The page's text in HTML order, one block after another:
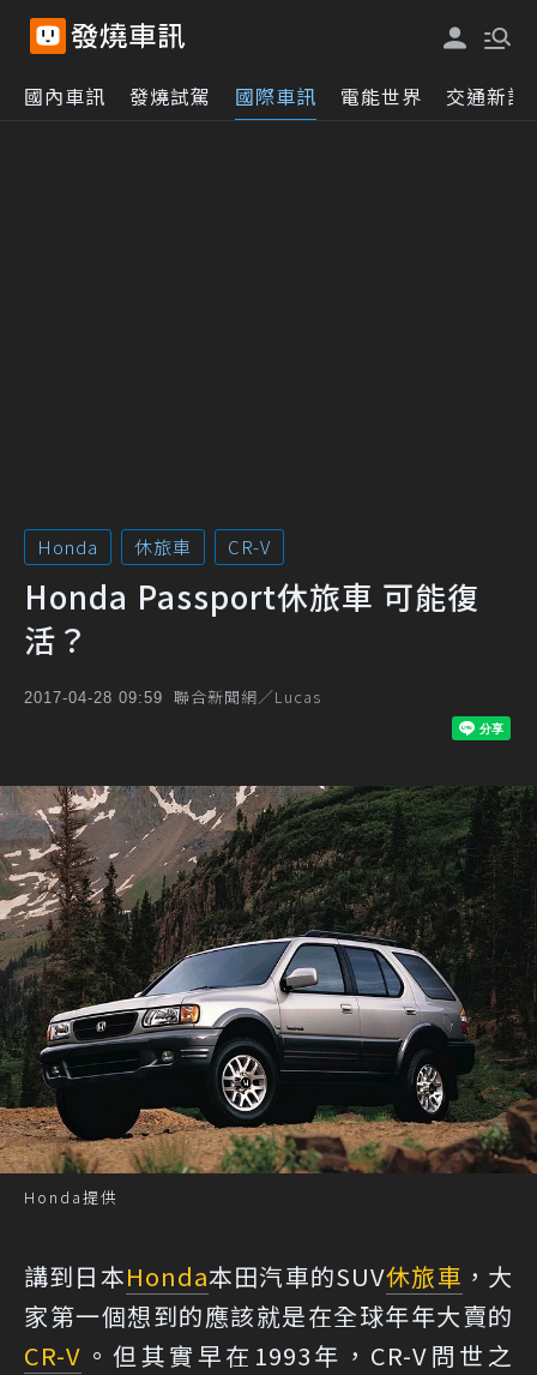
國內車訊 發燒試駕 國際車訊 電能世界 交通新訊
Honda 休旅車 CR-V
Honda Passport休旅車 可能復
活？
2017-04-28 09:59 聯合新聞網／Lucas
Honda提供
講到日本Honda本田汽車的SUV休旅車 ，大
家第一個想到的應該就是在全球年年大賣的
CR-V 。但其實早在1993年，CR-V問世之